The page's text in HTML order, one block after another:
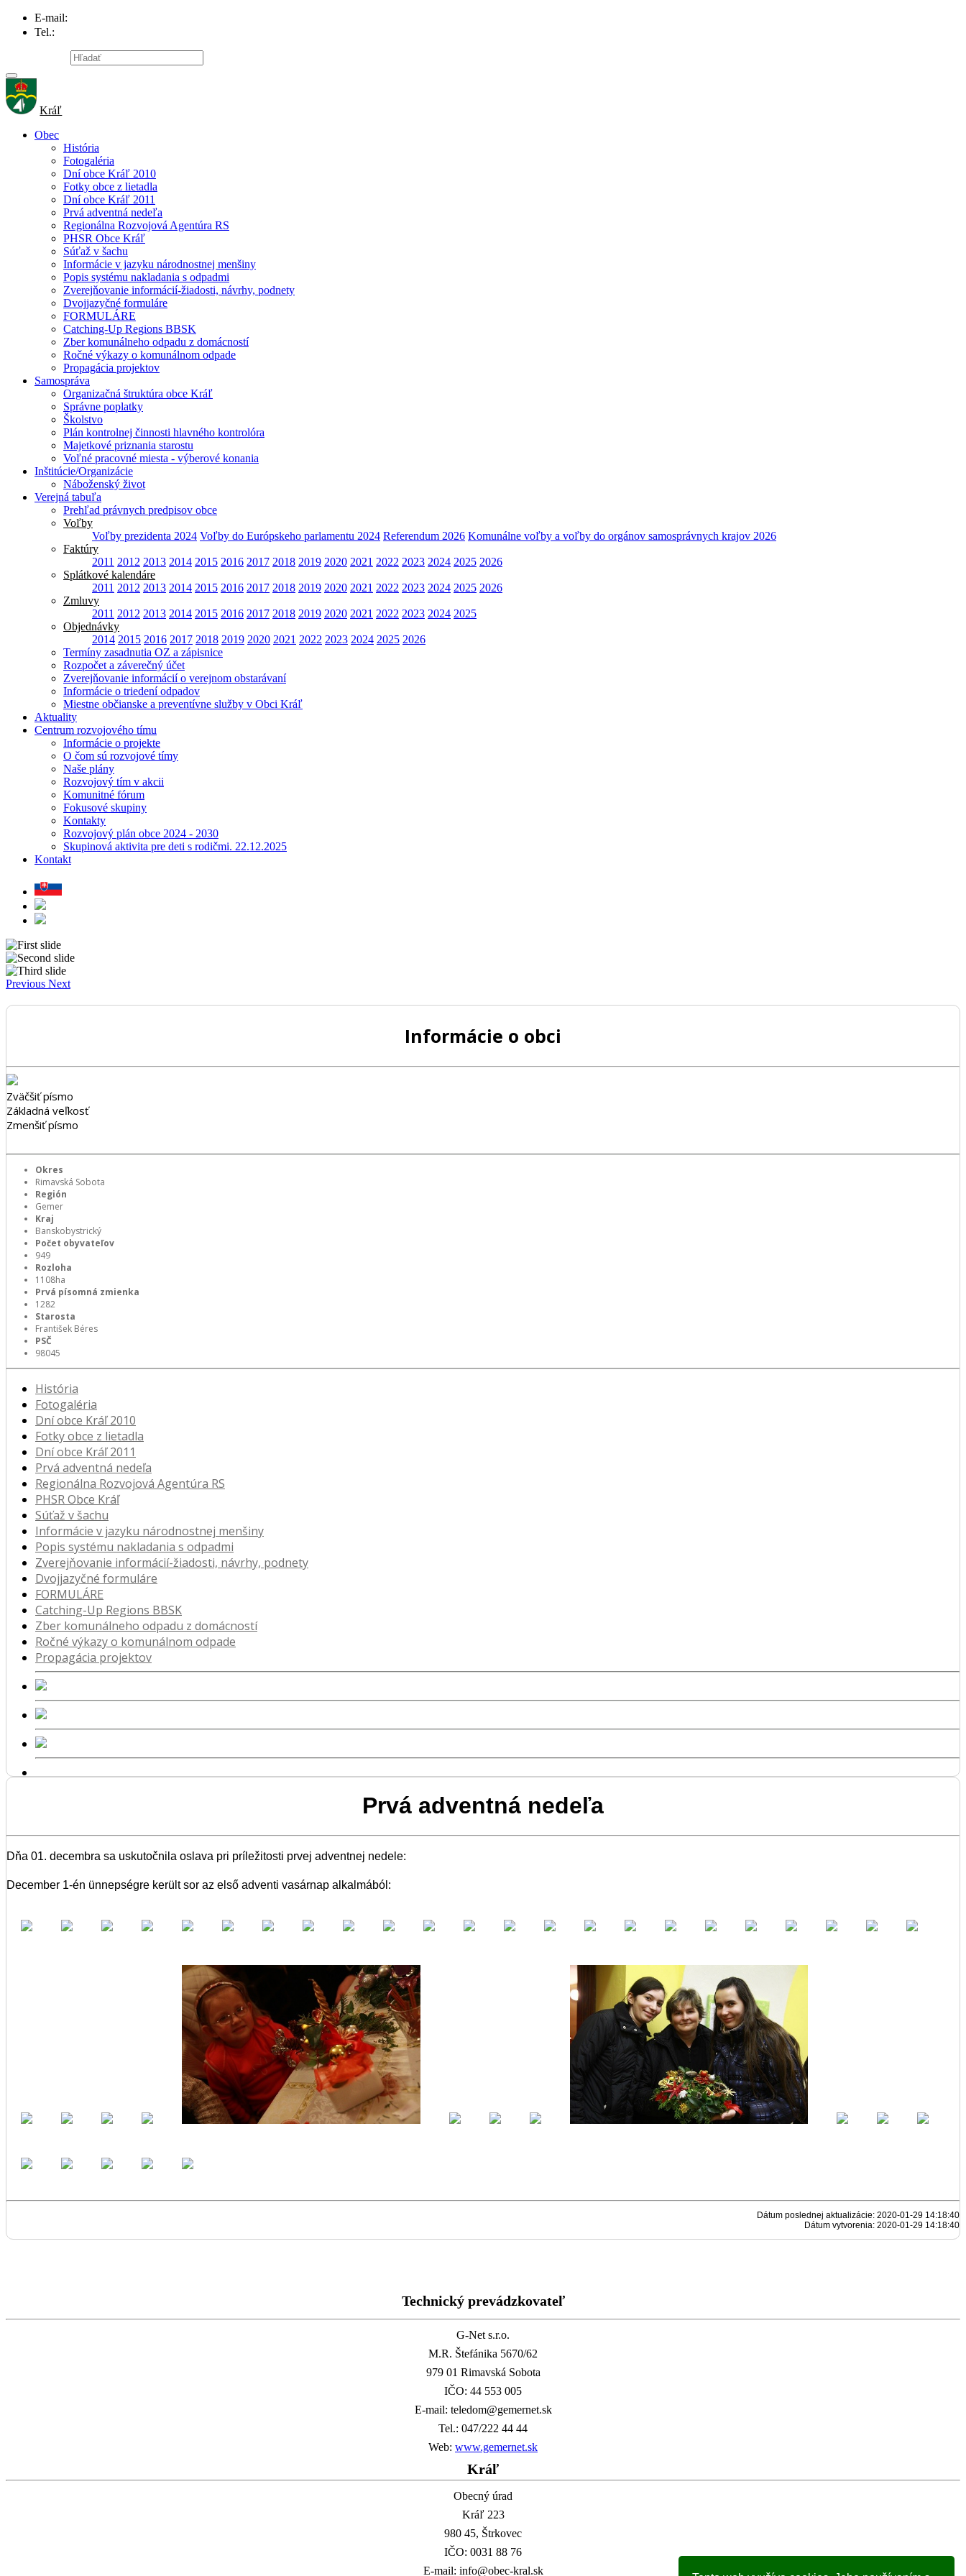
E-mail:
Tel.:
Kráľ
Obec
História
Fotogaléria
Dní obce Kráľ 2010
Fotky obce z lietadla
Dní obce Kráľ 2011
Prvá adventná nedeľa
Regionálna Rozvojová Agentúra RS
PHSR Obce Kráľ
Súťaž v šachu
Informácie v jazyku národnostnej menšiny
Popis systému nakladania s odpadmi
Zverejňovanie informácií-žiadosti, návrhy, podnety
Dvojjazyčné formuláre
FORMULÁRE
Catching-Up Regions BBSK
Zber komunálneho odpadu z domácností
Ročné výkazy o komunálnom odpade
Propagácia projektov
Samospráva
Organizačná štruktúra obce Kráľ
Správne poplatky
Školstvo
Plán kontrolnej činnosti hlavného kontrolóra
Majetkové priznania starostu
Voľné pracovné miesta - výberové konania
Inštitúcie/Organizácie
Náboženský život
Verejná tabuľa
Prehľad právnych predpisov obce
Voľby
Voľby prezidenta 2024 Voľby do Európskeho parlamentu 2024 Referendum 2026 Komunálne voľby a voľby do orgánov samosprávnych krajov 2026
Faktúry
2011 2012 2013 2014 2015 2016 2017 2018 2019 2020 2021 2022 2023 2024 2025 2026
Splátkové kalendáre
2011 2012 2013 2014 2015 2016 2017 2018 2019 2020 2021 2022 2023 2024 2025 2026
Zmluvy
2011 2012 2013 2014 2015 2016 2017 2018 2019 2020 2021 2022 2023 2024 2025
Objednávky
2014 2015 2016 2017 2018 2019 2020 2021 2022 2023 2024 2025 2026
Termíny zasadnutia OZ a zápisnice
Rozpočet a záverečný účet
Zverejňovanie informácií o verejnom obstarávaní
Informácie o triedení odpadov
Miestne občianske a preventívne služby v Obci Kráľ
Aktuality
Centrum rozvojového tímu
Informácie o projekte
O čom sú rozvojové tímy
Naše plány
Rozvojový tím v akcii
Komunitné fórum
Fokusové skupiny
Kontakty
Rozvojový plán obce 2024 - 2030
Skupinová aktivita pre deti s rodičmi. 22.12.2025
Kontakt
Previous Next
Informácie o obci
Zväčšiť písmo
Základná veľkosť
Zmenšiť písmo
Okres
Rimavská Sobota
Región
Gemer
Kraj
Banskobystrický
Počet obyvateľov
949
Rozloha
1108ha
Prvá písomná zmienka
1282
Starosta
František Béres
PSČ
98045
História
Fotogaléria
Dní obce Kráľ 2010
Fotky obce z lietadla
Dní obce Kráľ 2011
Prvá adventná nedeľa
Regionálna Rozvojová Agentúra RS
PHSR Obce Kráľ
Súťaž v šachu
Informácie v jazyku národnostnej menšiny
Popis systému nakladania s odpadmi
Zverejňovanie informácií-žiadosti, návrhy, podnety
Dvojjazyčné formuláre
FORMULÁRE
Catching-Up Regions BBSK
Zber komunálneho odpadu z domácností
Ročné výkazy o komunálnom odpade
Propagácia projektov
Prvá adventná nedeľa
Dňa 01. decembra sa uskutočnila oslava pri príležitosti prvej adventnej nedele:
December 1-én ünnepségre került sor az első adventi vasárnap alkalmából:
Dátum poslednej aktualizácie: 2020-01-29 14:18:40
Dátum vytvorenia: 2020-01-29 14:18:40
Technický prevádzkovateľ
G-Net s.r.o.
M.R. Štefánika 5670/62
979 01 Rimavská Sobota
IČO: 44 553 005
E-mail: teledom@gemernet.sk
Tel.: 047/222 44 44
Web: www.gemernet.sk
Kráľ
Obecný úrad
Kráľ 223
980 45, Štrkovec
IČO: 0031 88 76
E-mail: info@obec-kral.sk